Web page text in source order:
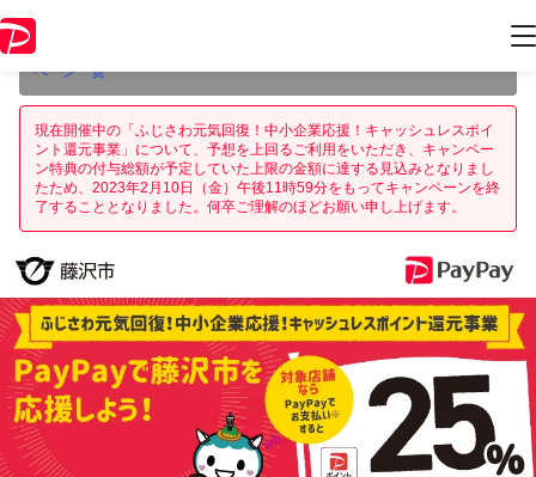
ジ内の情報はキャンペーン終了時点のものになります。
ペーン一覧
現在開催中の「ふじさわ元気回復！中小企業応援！キャッシュレスポイ
ント還元事業」について、予想を上回るご利用をいただき、キャンペー
ン特典の付与総額が予定していた上限の金額に達する見込みとなりまし
たため、2023年2月10日（金）午後11時59分をもってキャンペーンを終
了することとなりました。何卒ご理解のほどお願い申し上げます。